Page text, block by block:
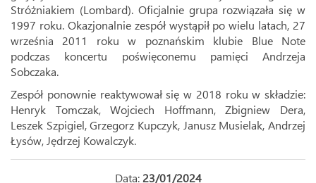
Stróżniakiem (Lombard). Oficjalnie grupa rozwiązała się w
1997 roku. Okazjonalnie zespół wystąpił po wielu latach, 27
września 2011 roku w poznańskim klubie Blue Note
podczas koncertu poświęconemu pamięci Andrzeja
Sobczaka.
Zespół ponownie reaktywował się w 2018 roku w składzie:
Henryk Tomczak, Wojciech Hoffmann, Zbigniew Dera,
Leszek Szpigiel, Grzegorz Kupczyk, Janusz Musielak, Andrzej
Łysów, Jędrzej Kowalczyk.
Data: 23/01/2024